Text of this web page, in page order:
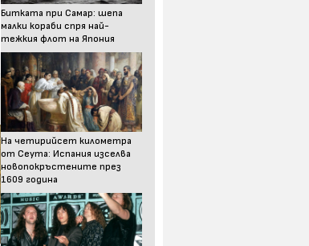
Битката при Самар: шепа
малки кораби спря най-
тежкия флот на Япония
На четирийсет километра
от Сеута: Испания изселва
новопокръстените през
1609 година